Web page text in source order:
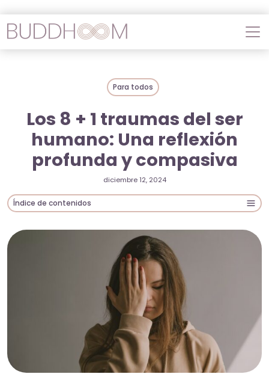
Para todos
Los 8 + 1 traumas del ser
humano: Una reflexión
profunda y compasiva
diciembre 12, 2024
Índice de contenidos